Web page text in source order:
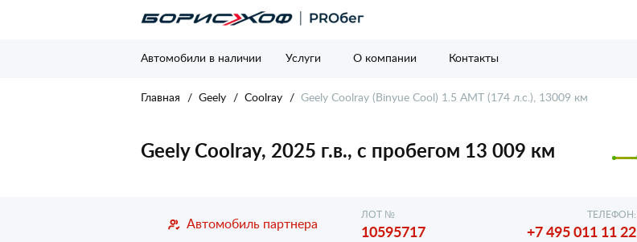
Автомобили в наличии Услуги О компании Контакты
Главная Geely Coolray Geely Coolray (Binyue Cool) 1.5 AMT (174 л.с.), 13009 км
Geely Coolray, 2025 г.в., с пробегом 13 009 км
Автомобиль партнера
ЛОТ №
10595717
ТЕЛЕФОН:
+7 495 011 11 22